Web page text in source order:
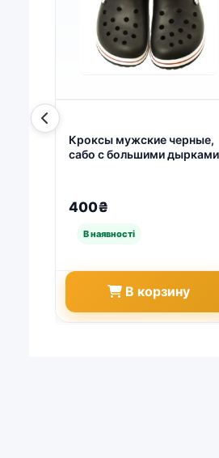
Кроксы мужские черные,
сабо с большими
400₴
В корзину